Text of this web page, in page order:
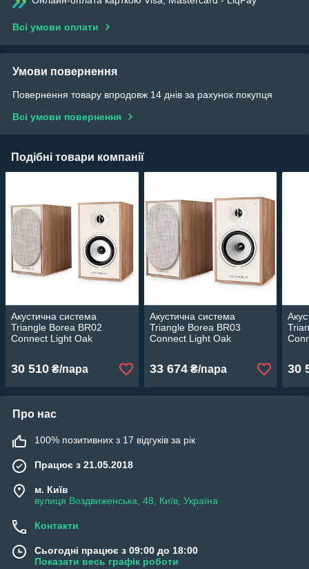
Всі умови оплати
Умови повернення
Повернення товару впродовж 14 днів за рахунок покупця
Всі умови повернення
Подібні товари компанії
Акустична система
Triangle Borea BR02
Connect Light Oak
30 510 ₴/пара
Акустична система
Triangle Borea BR03
Connect Light Oak
33 674₴/пара 30
Про нас
100% позитивних з 17 відгуків за рік
Працює з 21.05.2018
м. Київ
вулиця Воздвиженська, 48, Київ, Україна
Контакти
Сьогодні працює з 09:00 до 18:00
Показати весь графік роботи